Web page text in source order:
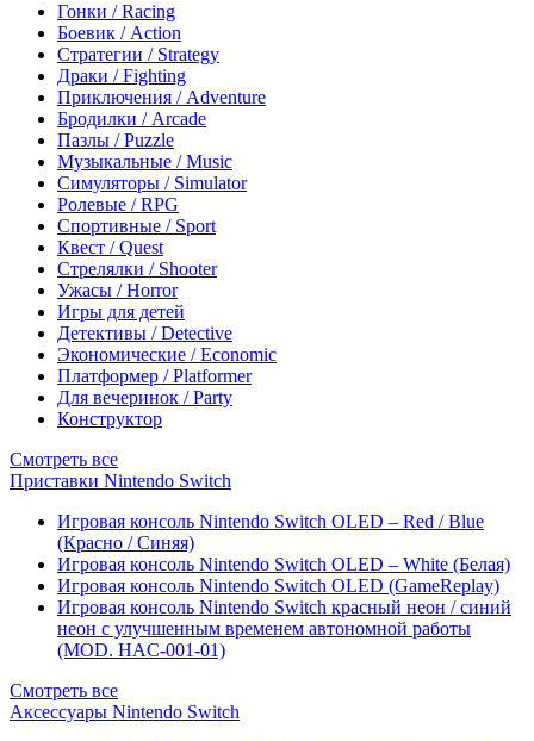
Гонки / Racing
Боевик / Action
Стратегии / Strategy
Драки / Fighting
Приключения / Adventure
Бродилки / Arcade
Пазлы / Puzzle
Музыкальные / Music
Симуляторы / Simulator
Ролевые / RPG
Спортивные / Sport
Квест / Quest
Стрелялки / Shooter
Ужасы / Horror
Игры для детей
Детективы / Detective
Экономические / Economic
Платформер / Platformer
Для вечеринок / Party
Конструктор
Смотреть все
Приставки Nintendo Switch
Игровая консоль Nintendo Switch OLED – Red / Blue
(Красно / Синяя)
Игровая консоль Nintendo Switch OLED – White (Белая)
Игровая консоль Nintendo Switch OLED (GameReplay)
Игровая консоль Nintendo Switch красный неон / синий
неон с улучшенным временем автономной работы
(MOD. HAC-001-01)
Смотреть все
Аксессуары Nintendo Switch